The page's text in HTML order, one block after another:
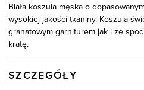
Biała koszula męska o
wysokiej jakości tkaniny. Koszula
granatowym garniturem jak i ze
kratę.
SZCZEGÓŁY